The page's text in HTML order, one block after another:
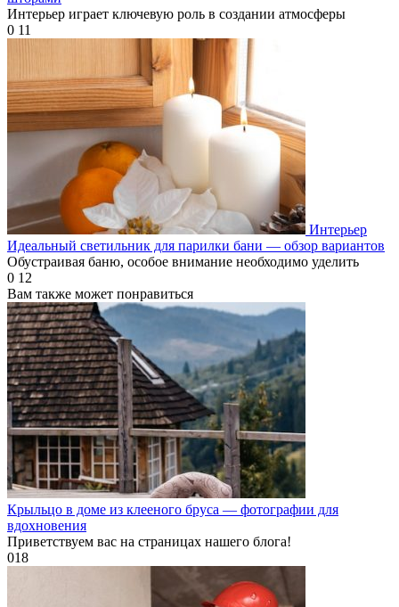
Интерьер играет ключевую роль в создании атмосферы
0 11
Интерьер
Идеальный светильник для парилки бани — обзор вариантов
Обустраивая баню, особое внимание необходимо уделить
0 12
Вам также может понравиться
Крыльцо в доме из клееного бруса — фотографии для
вдохновения
Приветствуем вас на страницах нашего блога!
018